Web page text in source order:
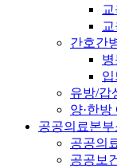
간호간
병
입
유방/갑
양·한
공공의료본부
공공의
공공보